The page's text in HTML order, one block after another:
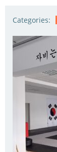
Categories: